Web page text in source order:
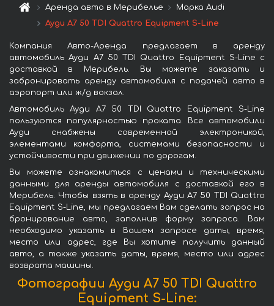
Аренда авто в Мерибелье
Марка Audi
Ауди A7 50 TDI Quattro Equipment S-Line
Компания Авто-Аренда предлагает в аренду
автомобиль Ауди A7 50 TDI Quattro Equipment S-Line с
доставкой в Мерибель. Вы можете заказать и
забронировать аренду автомобиля с подачей авто в
аэропорт или ж/д вокзал.
Автомобиль Ауди A7 50 TDI Quattro Equipment S-Line
пользуются популярностью проката. Все автомобили
Ауди снабжены современной электроникой,
элементами комфорта, системами безопасности и
устойчивости при движении по дорогам.
Вы можете ознакомиться с ценами и техническими
данными для аренды автомобиля с доставкой его в
Мерибель. Чтобы взять в аренду Ауди A7 50 TDI Quattro
Equipment S-Line, мы предлагаем Вам сделать запрос на
бронирование авто, заполнив форму запроса. Вам
необходимо указать в Вашем запросе даты, время,
место или адрес, где Вы хотите получить данный
авто, а также указать даты, время, место или адрес
возврата машины.
Фотографии Ауди A7 50 TDI Quattro
Equipment S-Line: